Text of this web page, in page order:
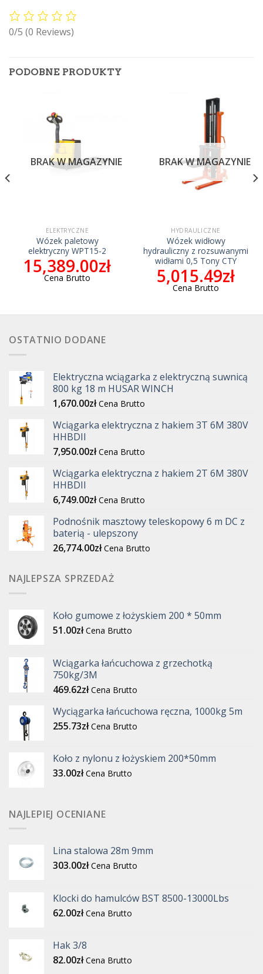
0/5 (0 Reviews)
PODOBNE PRODUKTY
BRAK W MAGAZYNIE
ELEKTRYCZNE
Wózek paletowy
elektryczny WPT15-2
15,389.00zł
Cena Brutto
BRAK W MAGAZYNIE
HYDRAULICZNE
Wózek widłowy
hydrauliczny z rozsuwanymi
widłami 0,5 Tony CTY
5,015.49zł
Cena Brutto
OSTATNIO DODANE
Elektryczna wciągarka z elektryczną suwnicą
800 kg 18 m HUSAR WINCH
1,670.00zł Cena Brutto
Wciągarka elektryczna z hakiem 3T 6M 380V
HHBDII
7,950.00zł Cena Brutto
Wciągarka elektryczna z hakiem 2T 6M 380V
HHBDII
6,749.00zł Cena Brutto
Podnośnik masztowy teleskopowy 6 m DC z
baterią - ulepszony
26,774.00zł Cena Brutto
NAJLEPSZA SPRZEDAŻ
Koło gumowe z łożyskiem 200 * 50mm
51.00zł Cena Brutto
Wciągarka łańcuchowa z grzechotką
750kg/3M
469.62zł Cena Brutto
Wyciągarka łańcuchowa ręczna, 1000kg 5m
255.73zł Cena Brutto
Koło z nylonu z łożyskiem 200*50mm
33.00zł Cena Brutto
NAJLEPIEJ OCENIANE
Lina stalowa 28m 9mm
303.00zł Cena Brutto
Klocki do hamulców BST 8500-13000Lbs
62.00zł Cena Brutto
Hak 3/8
82.00zł Cena Brutto